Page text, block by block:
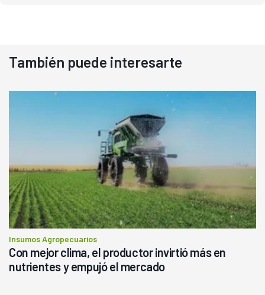
También puede interesarte
Insumos Agropecuarios
Con mejor clima, el productor invirtió más en
nutrientes y empujó el mercado